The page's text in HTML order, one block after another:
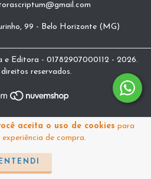
aceita o uso de cookies para
de compra.
ENTENDI
99 - Belo Horizonte (MG)
Editora - 01782907000112 - 2026.
direitos reservados.